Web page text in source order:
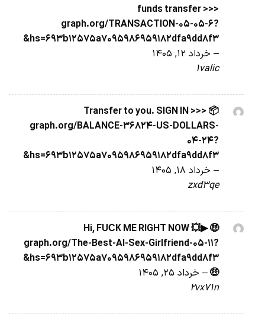
funds transfer >>>
graph.org/TRANSACTION-05-05-6?
hs=693b12575a7095986959182dfa9dd8f3&
– خرداد 12, 1405
1valic
📦 Transfer to you. SIGN IN >>>
graph.org/BALANCE-36824-US-DOLLARS-
04-24?
hs=693b12575a7095986959182dfa9dd8f3&
– خرداد 18, 1405
zxd3qe
🤑 Hi, FUСК ME RIGHT NOW 💥▶
graph.org/The-Best-AI-Sex-Girlfriend-05-11?
hs=693b12575a7095986959182dfa9dd8f3&
🤑
– خرداد 25, 1405
2vx71n